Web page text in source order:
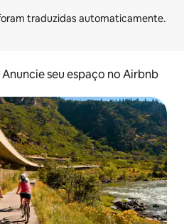
Anuncie seu espaço no Airbnb